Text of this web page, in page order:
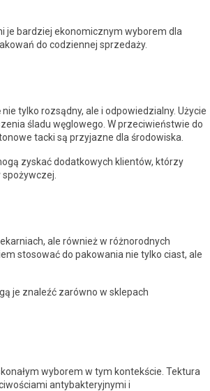
je bardziej ekonomicznym wyborem dla
do codziennej sprzedaży.
tylko rozsądny, ale i odpowiedzialny. Użycie
śladu węglowego. W przeciwieństwie do
tacki są przyjazne dla środowiska.
zyskać dodatkowych klientów, którzy
ale również w różnorodnych
stosować do pakowania nie tylko ciast, ale
je znaleźć zarówno w sklepach
wyborem w tym kontekście. Tektura
antybakteryjnymi i